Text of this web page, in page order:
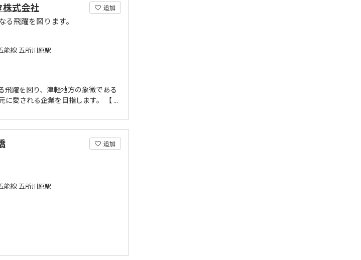
追加
株式会社
飛躍を図ります。
能線 五所川原駅
飛躍を図り、津軽地方の象徴である
愛される企業を目指します。 【 ...
追加
能線 五所川原駅